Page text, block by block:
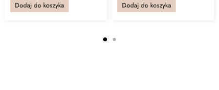
Dodaj do koszyka Dodaj do koszyka